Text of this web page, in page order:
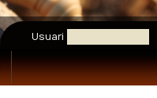
Usuari